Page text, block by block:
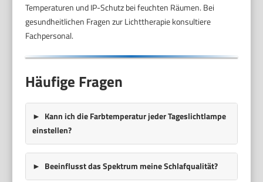
Temperaturen und IP-Schutz bei feuchten Räumen. Bei
gesundheitlichen Fragen zur Lichttherapie konsultiere
Fachpersonal.
Häufige Fragen
Kann ich die Farbtemperatur jeder Tageslichtlampe
einstellen?
Beeinflusst das Spektrum meine Schlafqualität?